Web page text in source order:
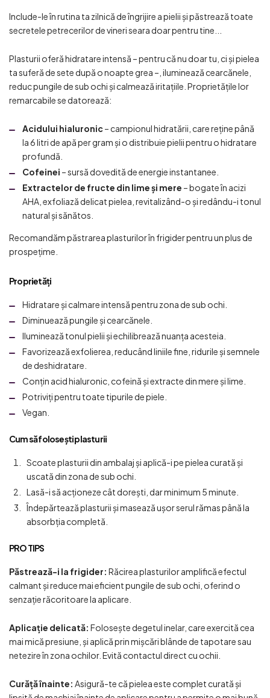
Include-le în rutina ta zilnică de îngrijire a pielii și păstrează toate
secretele petrecerilor de vineri seara doar pentru tine...
Plasturii oferă hidratare intensă – pentru că nu doar tu, ci și pielea
ta suferă de sete după o noapte grea –, iluminează cearcănele,
reduc pungile de sub ochi și calmează iritațiile. Proprietățile lor
remarcabile se datorează:
Acidului hialuronic– campionul hidratării, care reține până
la 6 litri de apă per gram și o distribuie pielii pentru o hidratare
profundă.
Cofeinei – sursă dovedită de energie instantanee.
Extractelor de fructe din lime și mere – bogate în acizi
AHA, exfoliază delicat pielea, revitalizând-o și redându-i tonul
natural și sănătos.
Recomandăm păstrarea plasturilor în frigider pentru un plus de
prospețime.
Proprietăți
Hidratare și calmare intensă pentru zona de sub ochi.
Diminuează pungile și cearcănele.
Iluminează tonul pielii și echilibrează nuanța acesteia.
Favorizează exfolierea, reducând liniile fine, ridurile și semnele
de deshidratare.
Conțin acid hialuronic, cofeină și extracte din mere și lime.
Potriviți pentru toate tipurile de piele.
Vegan.
Cum să folosești plasturii
Scoate plasturii din ambalaj și aplică-i pe pielea curată și
uscată din zona de sub ochi.
Lasă-i să acționeze cât dorești, dar minimum 5 minute.
Îndepărtează plasturii și masează ușor serul rămas până la
absorbția completă.
PRO TIPS
Păstrează-i la frigider: Răcirea plasturilor amplifică efectul
calmant și reduce mai eficient pungile de sub ochi, oferind o
senzație răcoritoare la aplicare.
Aplicație delicată: Folosește degetul inelar, care exercită cea
mai mică presiune, și aplică prin mișcări blânde de tapotare sau
netezire în zona ochilor. Evită contactul direct cu ochii.
Curăță înainte: Asigură-te că pielea este complet curată și